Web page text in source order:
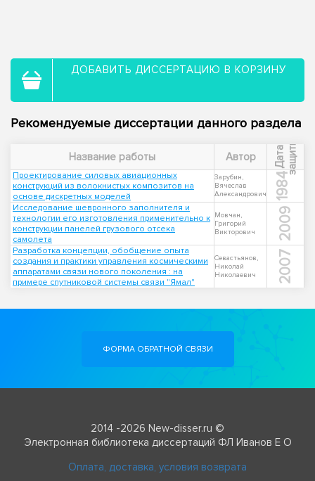
ДОБАВИТЬ ДИССЕРТАЦИЮ В КОРЗИНУ
Рекомендуемые диссертации данного раздела
Название работы Автор Д
а
т
а
з
а
щ
и
т ы
Проектирование силовых авиационных
конструкций из волокнистых композитов на
основе дискретных моделей
Зарубин,
Вячеслав
Александрович
1984
Исследование шевронного заполнителя и
технологии его изготовления применительно к
конструкции панелей грузового отсека
самолета
Мовчан,
Григорий
Викторович
2009
Разработка концепции, обобщение опыта
создания и практики управления космическими
аппаратами связи нового поколения : на
примере спутниковой системы связи "Ямал"
Севастьянов,
Николай
Николаевич
2007
ФОРМА ОБРАТНОЙ СВЯЗИ
2014 -2026 New-disser.ru ©
Электронная библиотека диссертаций ФЛ Иванов Е О
Оплата, доставка, условия возврата